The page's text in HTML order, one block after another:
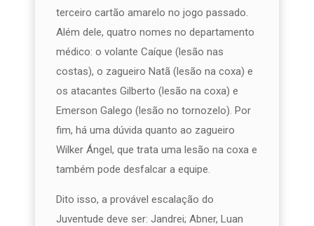
terceiro cartão amarelo no jogo passado.
Além dele, quatro nomes no departamento
médico: o volante Caíque (lesão nas
costas), o zagueiro Natã (lesão na coxa) e
os atacantes Gilberto (lesão na coxa) e
Emerson Galego (lesão no tornozelo). Por
fim, há uma dúvida quanto ao zagueiro
Wilker Ángel, que trata uma lesão na coxa e
também pode desfalcar a equipe.
Dito isso, a provável escalação do
Juventude deve ser: Jandrei; Abner, Luan